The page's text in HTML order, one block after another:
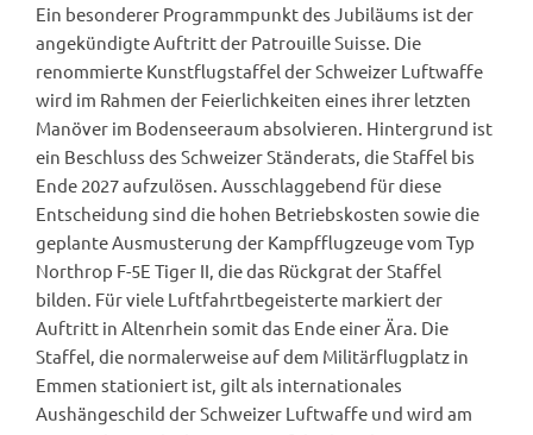
Ein besonderer Programmpunkt des Jubiläums ist der
angekündigte Auftritt der Patrouille Suisse. Die
renommierte Kunstflugstaffel der Schweizer Luftwaffe
wird im Rahmen der Feierlichkeiten eines ihrer letzten
Manöver im Bodenseeraum absolvieren. Hintergrund ist
ein Beschluss des Schweizer Ständerats, die Staffel bis
Ende 2027 aufzulösen. Ausschlaggebend für diese
Entscheidung sind die hohen Betriebskosten sowie die
geplante Ausmusterung der Kampfflugzeuge vom Typ
Northrop F-5E Tiger II, die das Rückgrat der Staffel
bilden. Für viele Luftfahrtbegeisterte markiert der
Auftritt in Altenrhein somit das Ende einer Ära. Die
Staffel, die normalerweise auf dem Militärflugplatz in
Emmen stationiert ist, gilt als internationales
Aushängeschild der Schweizer Luftwaffe und wird am